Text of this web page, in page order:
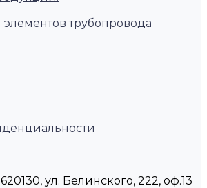
трубопровода
ул. Белинского, 222, оф.13